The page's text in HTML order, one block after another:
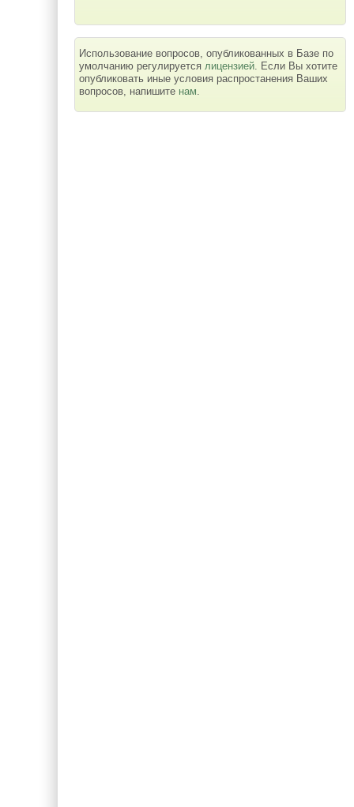
Использование вопросов, опубликованных в Базе по
умолчанию регулируется лицензией . Если Вы хотите
опубликовать иные условия распростанения Ваших
вопросов, напишите нам